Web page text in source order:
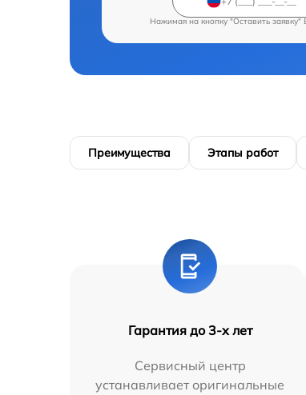
Нажимая на кнопку "Оставить заявку"
Преимущества Этапы работ
Гарантия до 3-х лет
Сервисный центр
устанавливает оригинальные